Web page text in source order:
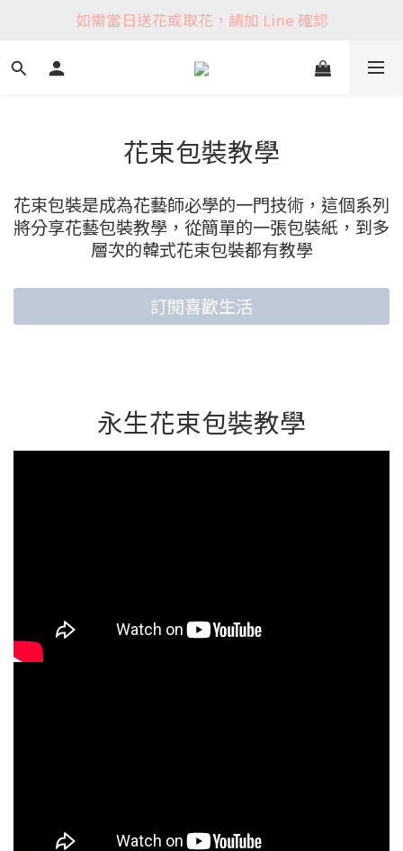
如需當日送花或取花，請加 Line 確認
花束包裝教學
花束包裝是成為花藝師必學的一門技術，這個系列
將分享花藝包裝教學，從簡單的一張包裝紙，到多
層次的韓式花束包裝都有教學
訂閱喜歡生活
永生花束包裝教學